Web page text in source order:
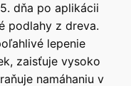
dňa po aplikácii
podlahy z dreva.
lepenie
zaisťuje vysoko
namáhaniu v